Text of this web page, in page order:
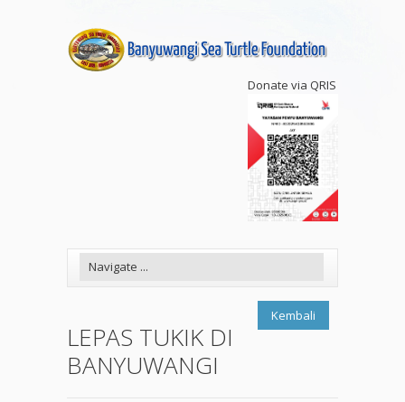
Donate via QRIS
Kembali
LEPAS TUKIK DI
BANYUWANGI